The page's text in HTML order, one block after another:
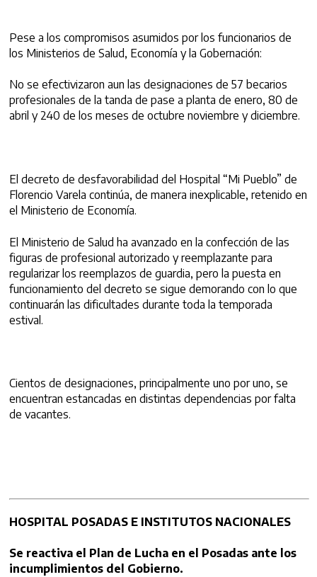
Pese a los compromisos asumidos por los funcionarios de
los Ministerios de Salud, Economía y la Gobernación:
No se efectivizaron aun las designaciones de 57 becarios
profesionales de la tanda de pase a planta de enero, 80 de
abril y 240 de los meses de octubre noviembre y diciembre.
El decreto de desfavorabilidad del Hospital “Mi Pueblo” de
Florencio Varela continúa, de manera inexplicable, retenido en
el Ministerio de Economía.
El Ministerio de Salud ha avanzado en la confección de las
figuras de profesional autorizado y reemplazante para
regularizar los reemplazos de guardia, pero la puesta en
funcionamiento del decreto se sigue demorando con lo que
continuarán las dificultades durante toda la temporada
estival.
Cientos de designaciones, principalmente uno por uno, se
encuentran estancadas en distintas dependencias por falta
de vacantes.
HOSPITAL POSADAS E INSTITUTOS NACIONALES
Se reactiva el Plan de Lucha en el Posadas ante los
incumplimientos del Gobierno.